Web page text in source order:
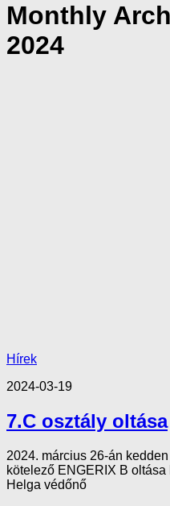
Monthly
2024
Hírek
2024-03-19
7.C osztály oltása
2024. március 26-án
kötelező ENGERIX B
Helga védőnő